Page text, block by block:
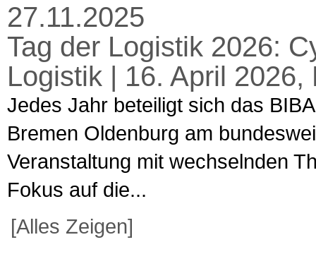
27.11.2025
Tag der Logistik 2026:
Logistik | 16. April 2026,
Jedes Jahr beteiligt sich das
Bremen Oldenburg am
Veranstaltung mit wechselnden
Fokus auf die...
[Alles Zeigen]